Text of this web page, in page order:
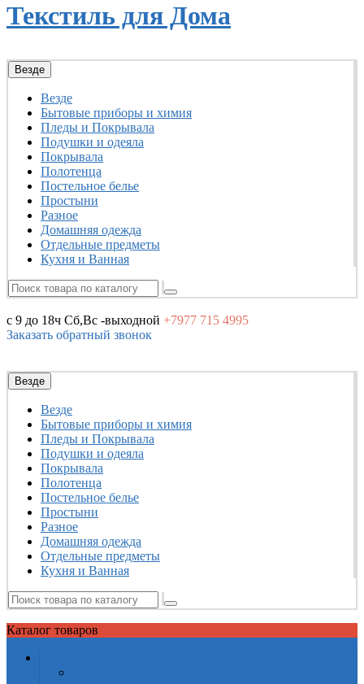
Текстиль для Дома
Везде
Везде
Бытовые приборы и химия
Пледы и Покрывала
Подушки и одеяла
Покрывала
Полотенца
Постельное белье
Простыни
Разное
Домашняя одежда
Отдельные предметы
Кухня и Ванная
с 9 до 18ч Сб,Вс -выходной +7977 715 4995
Заказать обратный звонок
Везде
Везде
Бытовые приборы и химия
Пледы и Покрывала
Подушки и одеяла
Покрывала
Полотенца
Постельное белье
Простыни
Разное
Домашняя одежда
Отдельные предметы
Кухня и Ванная
Каталог товаров